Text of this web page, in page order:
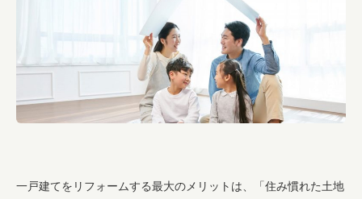
一戸建てをリフォームする最大のメリットは、「住み慣れた土地